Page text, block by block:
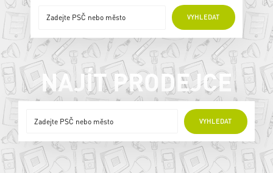
VYHLEDAT
ONLINE PRODEJCI
NAJÍT PRODEJCE
VYHLEDAT
ONLINE PRODEJCI